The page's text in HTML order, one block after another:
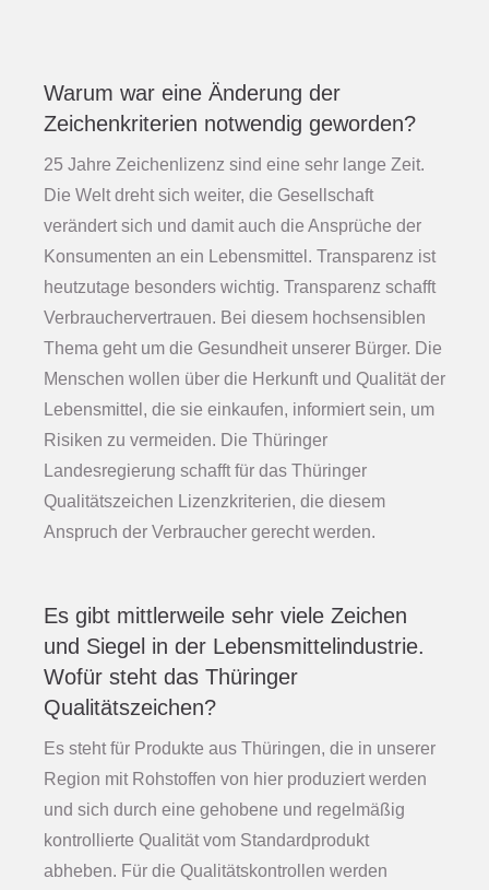
Warum war eine Änderung der
Zeichenkriterien notwendig geworden?
25 Jahre Zeichenlizenz sind eine sehr lange Zeit.
Die Welt dreht sich weiter, die Gesellschaft
verändert sich und damit auch die Ansprüche der
Konsumenten an ein Lebensmittel. Transparenz ist
heutzutage besonders wichtig. Transparenz schafft
Verbrauchervertrauen. Bei diesem hochsensiblen
Thema geht um die Gesundheit unserer Bürger. Die
Menschen wollen über die Herkunft und Qualität der
Lebensmittel, die sie einkaufen, informiert sein, um
Risiken zu vermeiden. Die Thüringer
Landesregierung schafft für das Thüringer
Qualitätszeichen Lizenzkriterien, die diesem
Anspruch der Verbraucher gerecht werden.
Es gibt mittlerweile sehr viele Zeichen
und Siegel in der Lebensmittelindustrie.
Wofür steht das Thüringer
Qualitätszeichen?
Es steht für Produkte aus Thüringen, die in unserer
Region mit Rohstoffen von hier produziert werden
und sich durch eine gehobene und regelmäßig
kontrollierte Qualität vom Standardprodukt
abheben. Für die Qualitätskontrollen werden